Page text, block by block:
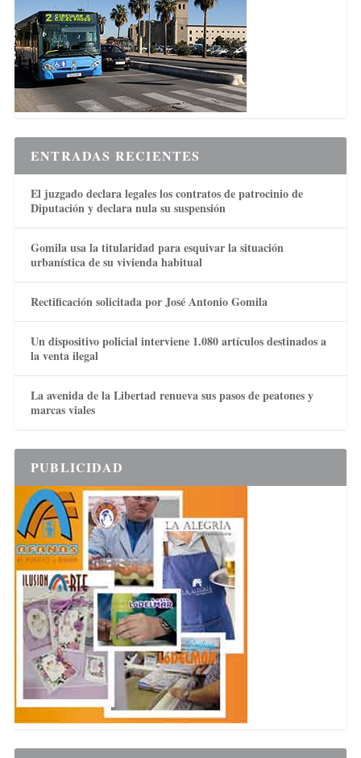
ENTRADAS RECIENTES
El juzgado declara legales los contratos de patrocinio de
Diputación y declara nula su suspensión
Gomila usa la titularidad para esquivar la situación
urbanística de su vivienda habitual
Rectificación solicitada por José Antonio Gomila
Un dispositivo policial interviene 1.080 artículos destinados a
la venta ilegal
La avenida de la Libertad renueva sus pasos de peatones y
marcas viales
PUBLICIDAD